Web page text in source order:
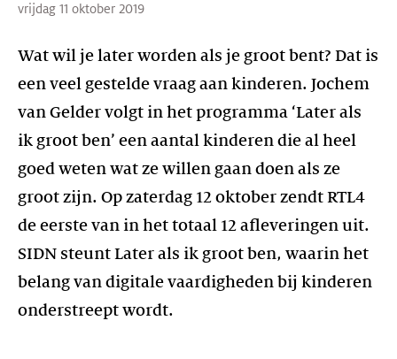
vrijdag 11 oktober 2019
Wat wil je later worden als je groot bent? Dat is
een veel gestelde vraag aan kinderen. Jochem
van Gelder volgt in het programma ‘Later als
ik groot ben’ een aantal kinderen die al heel
goed weten wat ze willen gaan doen als ze
groot zijn. Op zaterdag 12 oktober zendt RTL4
de eerste van in het totaal 12 afleveringen uit.
SIDN steunt Later als ik groot ben, waarin het
belang van digitale vaardigheden bij kinderen
onderstreept wordt.